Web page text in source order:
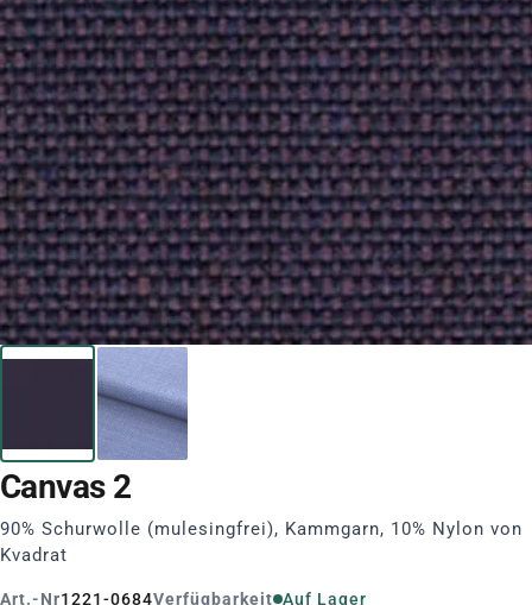
Canvas 2
90% Schurwolle (mulesingfrei), Kammgarn, 10% Nylon von
Kvadrat
Art.-Nr1221-0684Verfügbarkeit Auf Lager